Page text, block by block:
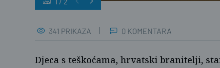
341 PRIKAZA 0 KOMENTARA
Djeca s teškoćama, hrvatski branitelji,